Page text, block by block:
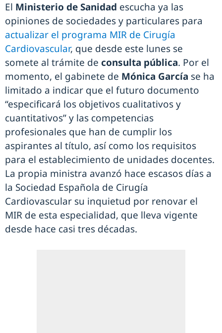
El Ministerio de Sanidad escucha ya las
opiniones de sociedades y particulares para
actualizar el programa MIR de Cirugía
Cardiovascular, que desde este lunes se
somete al trámite de consulta pública. Por el
momento, el gabinete de Mónica García se ha
limitado a indicar que el futuro documento
“especificará los objetivos cualitativos y
cuantitativos” y las competencias
profesionales que han de cumplir los
aspirantes al título, así como los requisitos
para el establecimiento de unidades docentes.
La propia ministra avanzó hace escasos días a
la Sociedad Española de Cirugía
Cardiovascular su inquietud por renovar el
MIR de esta especialidad, que lleva vigente
desde hace casi tres décadas.